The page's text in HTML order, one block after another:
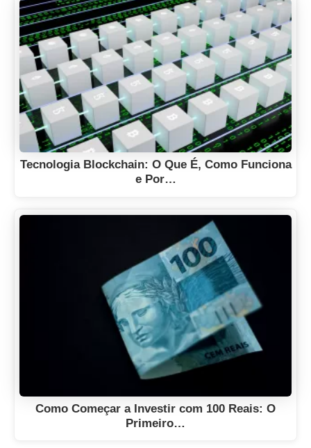
Tecnologia Blockchain: O Que É, Como Funciona
e Por…
Como Começar a Investir com 100 Reais: O
Primeiro…